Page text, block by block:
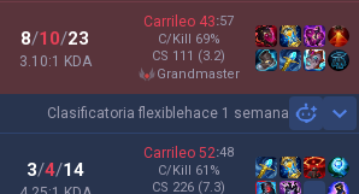
8/10/23
3.10:1 KDA
Carrileo 43:57
C/Kill 69%
CS 111 (3.2)
grandmaster
Clasificatoria flexiblehace 1 semana
3/4/14
Carrileo 52:48
C/Kill 61 %
CS 226 (7.3)